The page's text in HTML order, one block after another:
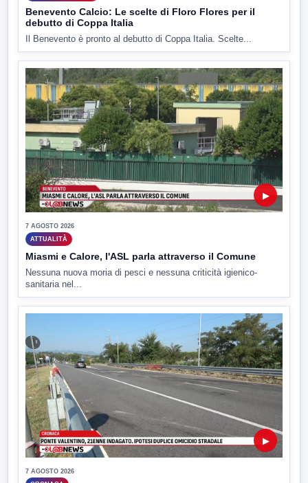
Benevento Calcio: Le scelte di Floro Flores per il
debutto di Coppa Italia
Il Benevento è pronto al debutto di Coppa Italia. Scelte...
▶
7 AGOSTO 2026
ATTUALITÀ
Miasmi e Calore, l'ASL parla attraverso il Comune
Nessuna nuova moria di pesci e nessuna criticità igienico-
sanitaria nel...
▶
7 AGOSTO 2026